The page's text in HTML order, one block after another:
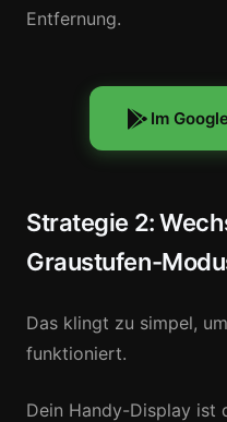
Entfernung.
Im
Strategie 2:
Graustufen-
Das klingt zu simpel,
funktioniert.
Dein Handy-Display ist